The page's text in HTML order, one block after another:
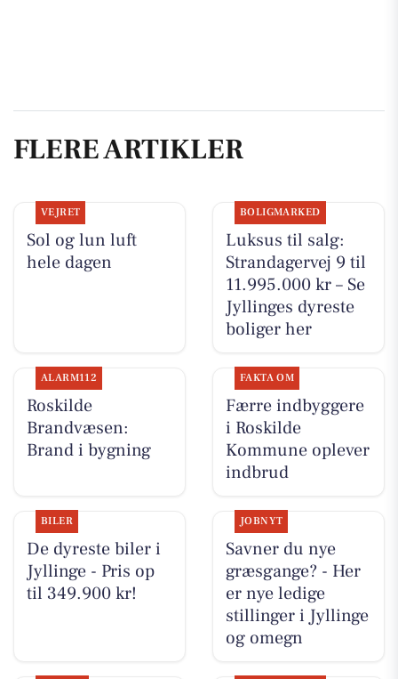
FLERE ARTIKLER
VEJRET
Sol og lun luft
hele dagen
BOLIGMARKED
Luksus til salg:
Strandagervej 9 til
11.995.000 kr – Se
Jyllinges dyreste
boliger her
ALARM112
Roskilde
Brandvæsen:
Brand i bygning
FAKTA OM
Færre indbyggere
i Roskilde
Kommune oplever
indbrud
BILER
De dyreste biler i
Jyllinge - Pris op
til 349.900 kr!
JOBNYT
Savner du nye
græsgange? - Her
er nye ledige
stillinger i Jyllinge
og omegn